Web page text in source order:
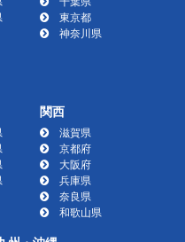
東京都
神奈川県
関西
滋賀県
京都府
大阪府
兵庫県
奈良県
和歌山県